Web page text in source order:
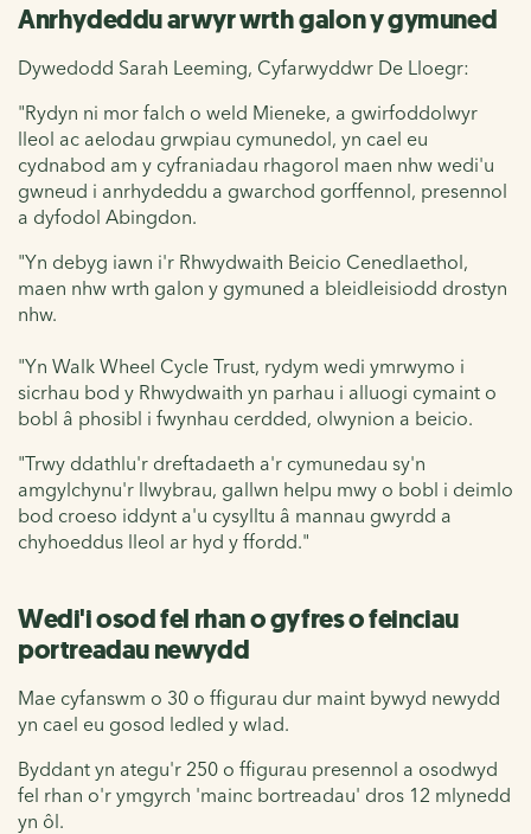
Anrhydeddu arwyr wrth galon y gymuned
Dywedodd Sarah Leeming, Cyfarwyddwr De Lloegr:
"Rydyn ni mor falch o weld Mieneke, a gwirfoddolwyr
lleol ac aelodau grwpiau cymunedol, yn cael eu
cydnabod am y cyfraniadau rhagorol maen nhw wedi'u
gwneud i anrhydeddu a gwarchod gorffennol, presennol
a dyfodol Abingdon.
"Yn debyg iawn i'r Rhwydwaith Beicio Cenedlaethol,
maen nhw wrth galon y gymuned a bleidleisiodd drostyn
nhw.
"Yn Walk Wheel Cycle Trust, rydym wedi ymrwymo i
sicrhau bod y Rhwydwaith yn parhau i alluogi cymaint o
bobl â phosibl i fwynhau cerdded, olwynion a beicio.
"Trwy ddathlu'r dreftadaeth a'r cymunedau sy'n
amgylchynu'r llwybrau, gallwn helpu mwy o bobl i deimlo
bod croeso iddynt a'u cysylltu â mannau gwyrdd a
chyhoeddus lleol ar hyd y ffordd."
Wedi'i osod fel rhan o gyfres o feinciau
portreadau newydd
Mae cyfanswm o 30 o ffigurau dur maint bywyd newydd
yn cael eu gosod ledled y wlad.
Byddant yn ategu'r 250 o ffigurau presennol a osodwyd
fel rhan o'r ymgyrch 'mainc bortreadau' dros 12 mlynedd
yn ôl.